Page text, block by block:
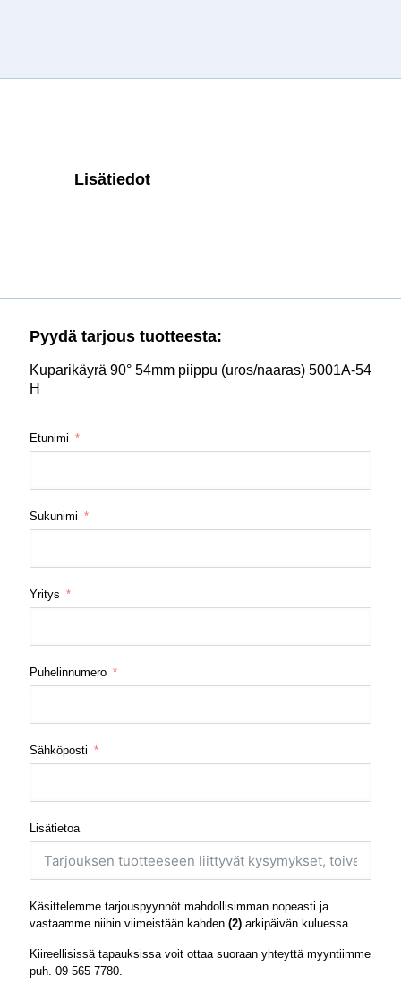
Lisätiedot
Pyydä tarjous tuotteesta:
Kuparikäyrä 90° 54mm piippu (uros/naaras) 5001A-54
H
Etunimi
Sukunimi
Yritys
Puhelinnumero
Sähköposti
Lisätietoa
Käsittelemme tarjouspyynnöt mahdollisimman nopeasti ja
vastaamme niihin viimeistään kahden (2) arkipäivän kuluessa.
Kiireellisissä tapauksissa voit ottaa suoraan yhteyttä myyntiimme
puh. 09 565 7780